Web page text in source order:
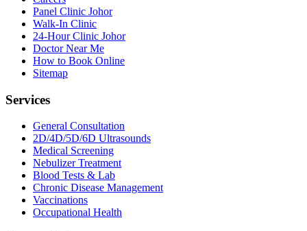
Panel Clinic Johor
Walk-In Clinic
24-Hour Clinic Johor
Doctor Near Me
How to Book Online
Sitemap
Services
General Consultation
2D/4D/5D/6D Ultrasounds
Medical Screening
Nebulizer Treatment
Blood Tests & Lab
Chronic Disease Management
Vaccinations
Occupational Health